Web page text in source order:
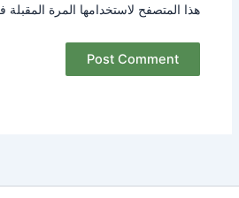
هذا المتصفح لاستخدامها المرة